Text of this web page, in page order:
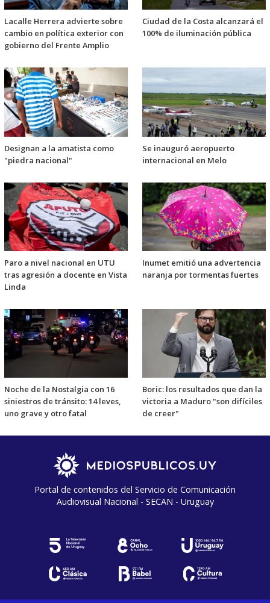
Lacalle Herrera advierte sobre
cambio en política exterior con
gobierno del Frente Amplio
Ciudad de la Costa alcanzará el
100% de iluminación pública
Designan a la amatista como
"piedra nacional"
Se inauguró aeropuerto
internacional en Melo
Paro a nivel nacional en UTU
tras agresión a docente en Vista
Linda
Inumet emitió una advertencia
naranja por tormentas fuertes
Noche de la Nostalgia con 16
siniestros de tránsito: 14 leves,
uno grave y otro fatal
Boric: los resultados que dan la
victoria a Maduro "son difíciles
de creer"
Portal de contenidos del Servicio de Comunicación
Audiovisual Nacional - SECAN - Uruguay